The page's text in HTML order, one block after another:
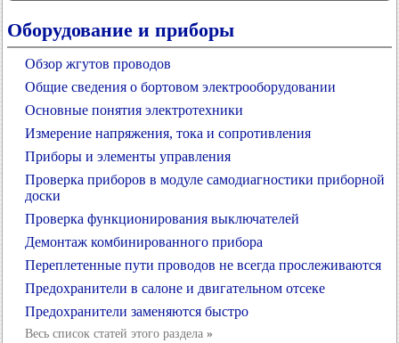
Оборудование и приборы
Обзор жгутов проводов
Общие сведения о бортовом электрооборудовании
Основные понятия электротехники
Измерение напряжения, тока и сопротивления
Приборы и элементы управления
Проверка приборов в модуле самодиагностики приборной
доски
Проверка функционирования выключателей
Демонтаж комбинированного прибора
Переплетенные пути проводов не всегда прослеживаются
Предохранители в салоне и двигательном отсеке
Предохранители заменяются быстро
Весь список статей этого раздела »